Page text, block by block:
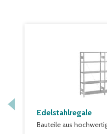
Edelstahlregale
Bauteile aus